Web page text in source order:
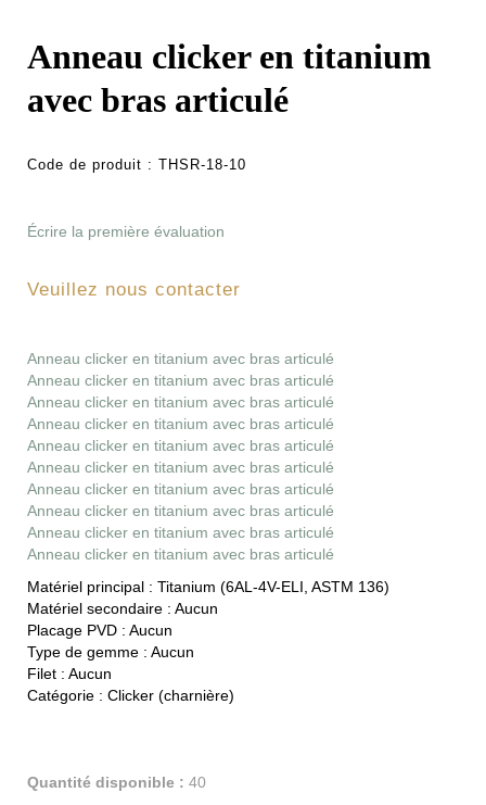
Anneau clicker en titanium
avec bras articulé
Code de produit : THSR-18-10
Écrire la première évaluation
Veuillez nous contacter
Anneau clicker en titanium avec bras articulé
Anneau clicker en titanium avec bras articulé
Anneau clicker en titanium avec bras articulé
Anneau clicker en titanium avec bras articulé
Anneau clicker en titanium avec bras articulé
Anneau clicker en titanium avec bras articulé
Anneau clicker en titanium avec bras articulé
Anneau clicker en titanium avec bras articulé
Anneau clicker en titanium avec bras articulé
Anneau clicker en titanium avec bras articulé
Matériel principal : Titanium (6AL-4V-ELI, ASTM 136)
Matériel secondaire : Aucun
Placage PVD : Aucun
Type de gemme : Aucun
Filet : Aucun
Catégorie : Clicker (charnière)
Quantité disponible : 40